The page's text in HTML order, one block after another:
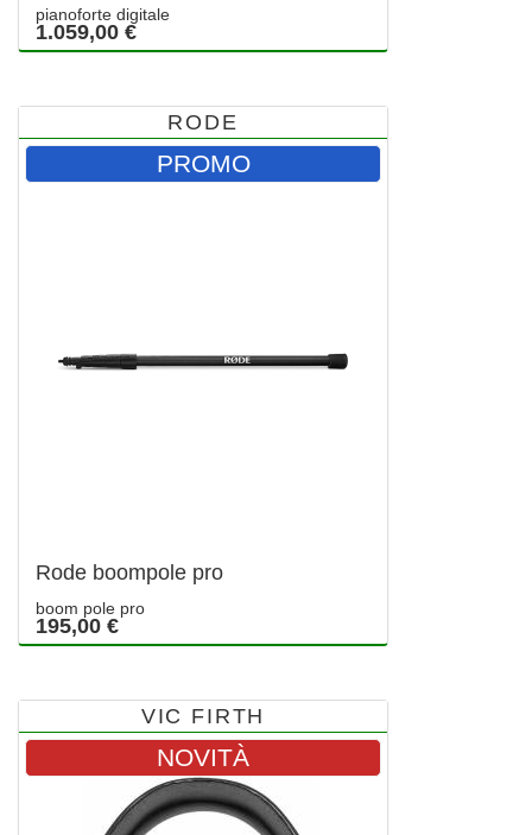
pianoforte digitale
1.059,00 €
RODE
PROMO
Rode boompole pro
boom pole pro
195,00 €
VIC FIRTH
NOVITÀ